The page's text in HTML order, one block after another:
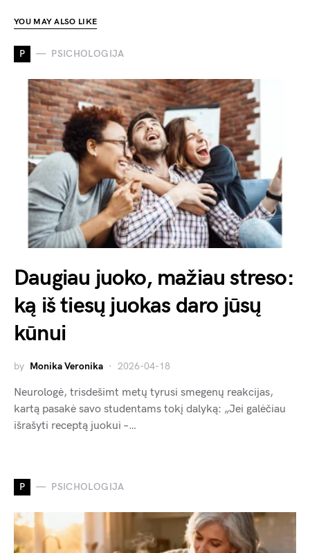
YOU MAY ALSO LIKE
P PSICHOLOGIJA
Daugiau juoko, mažiau streso:
ką iš tiesų juokas daro jūsų
kūnui
by Monika Veronika 2026-04-18
Neurologė, trisdešimt metų tyrusi smegenų reakcijas,
kartą pasakė savo studentams tokį dalyką: „Jei galėčiau
išrašyti receptą juokui –…
P PSICHOLOGIJA